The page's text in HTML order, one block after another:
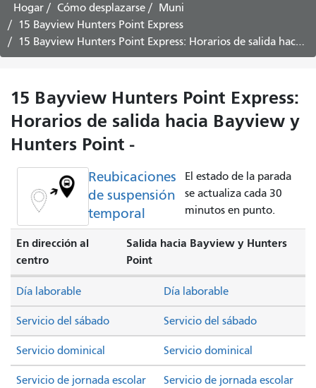
Hogar Cómo desplazarse
Muni
15 Bayview Hunters Point Express
15 Bayview Hunters Point Express: Horarios de salida hacia Bayview y Hunters Point -
15 Bayview Hunters Point Express:
Horarios de salida hacia Bayview y
Hunters Point -
Reubicaciones
de suspensión
temporal
El estado de la parada
se actualiza cada 30
minutos en punto.
En dirección al
centro
Salida hacia Bayview y Hunters
Point
Servicio del sábado Servicio del sábado
Servicio dominical Servicio dominical
Día laborable Día laborable
Servicio de jornada escolar Servicio de jornada escolar